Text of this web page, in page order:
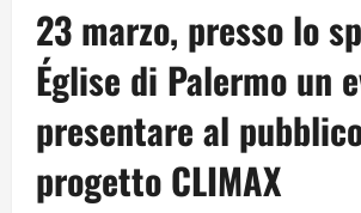
23 marzo, presso lo
Église di Palermo un
presentare al
progetto CLIMAX